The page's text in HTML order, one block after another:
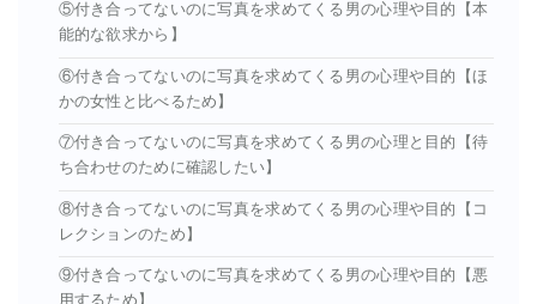
⑤付き合ってないのに写真を求めてくる男の心理や目的【本
能的な欲求から】
⑥付き合ってないのに写真を求めてくる男の心理や目的【ほ
かの女性と比べるため】
⑦付き合ってないのに写真を求めてくる男の心理と目的【待
ち合わせのために確認したい】
⑧付き合ってないのに写真を求めてくる男の心理や目的【コ
レクションのため】
⑨付き合ってないのに写真を求めてくる男の心理や目的【悪